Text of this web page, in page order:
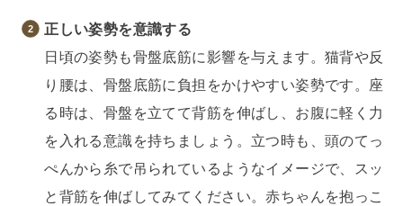
正しい姿勢を意識する
日頃の姿勢も骨盤底筋に影響を与えます。猫背や反
り腰は、骨盤底筋に負担をかけやすい姿勢です。座
る時は、骨盤を立てて背筋を伸ばし、お腹に軽く力
を入れる意識を持ちましょう。立つ時も、頭のてっ
ぺんから糸で吊られているようなイメージで、スッ
と背筋を伸ばしてみてください。赤ちゃんを抱っこ